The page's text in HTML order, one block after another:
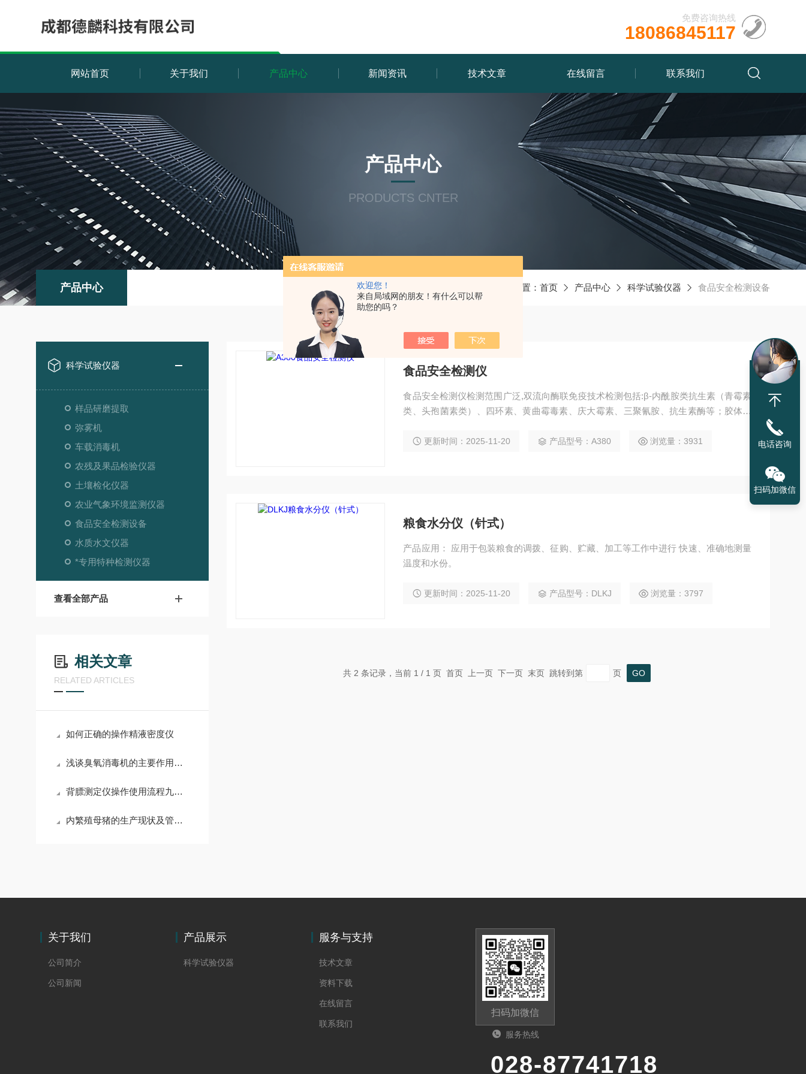
欢迎您！
来自局域网的朋友！有什么可以帮
助您的吗？
免费咨询热线
18086845117
网站首页 关于我们 产品中心 新闻资讯 技术文章 在线留言 联系我们
产品中心
PRODUCTS CNTER
产品中心 当前位置： 首页 产品中心 科学试验仪器 食品安全检测设备
科学试验仪器
样品研磨提取
弥雾机
车载消毒机
农残及果品检验仪器
土壤检化仪器
农业气象环境监测仪器
食品安全检测设备
水质水文仪器
*专用特种检测仪器
查看全部产品
相关文章
RELATED ARTICLES
如何正确的操作精液密度仪
浅谈臭氧消毒机的主要作用有哪些！
背膘测定仪操作使用流程九个步骤
内繁殖母猪的生产现状及管理现状
食品安全检测仪
食品安全检测仪检测范围广泛,双流向酶联免疫技术检测包括:β-内酰胺类抗生素（青霉素
类、头孢菌素类）、四环素、黄曲霉毒素、庆大霉素、三聚氰胺、抗生素酶等；胶体金
测项目。更新时间：2025-11-20 产品型号：A380 浏览量：3931
粮食水分仪（针式）
产品应用： 应用于包装粮食的调拨、征购、贮藏、加工等工作中进行 快速、准确地测量
温度和水份。
更新时间：2025-11-20 产品型号：DLKJ 浏览量：3797
共 2 条记录，当前 1 / 1 页 首页 上一页 下一页 末页 跳转到第 页
关于我们
公司简介
公司新闻
产品展示
科学试验仪器
服务与支持
技术文章
资料下载
在线留言
联系我们
扫码加微信
服务热线
028-87741718
电话咨询
扫码加微信